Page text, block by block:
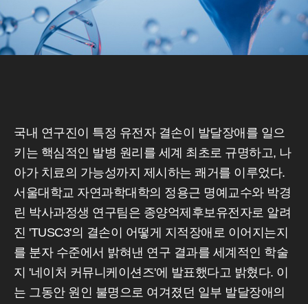
국내 연구진이 특정 유전자 결손이 발달장애를 일으
키는 핵심적인 발병 원리를 세계 최초로 규명하고, 나
아가 치료의 가능성까지 제시하는 쾌거를 이루었다.
서울대학교 자연과학대학의 정용근 명예교수와 박경
린 박사과정생 연구팀은 종양억제후보유전자로 알려
진 'TUSC3'의 결손이 어떻게 지적장애로 이어지는지
를 분자 수준에서 밝혀낸 연구 결과를 세계적인 학술
지 '네이처 커뮤니케이션즈'에 발표했다고 밝혔다. 이
는 그동안 원인 불명으로 여겨졌던 일부 발달장애의